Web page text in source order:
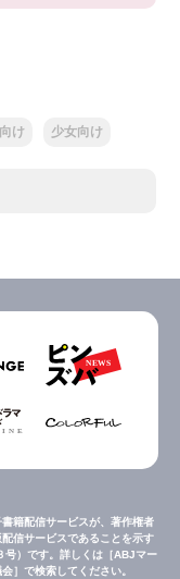
け 少女向け
籍配信サービスが、著作権者
信サービスであることを示す
号）です。詳しくは［ABJマー
］で検索してください。